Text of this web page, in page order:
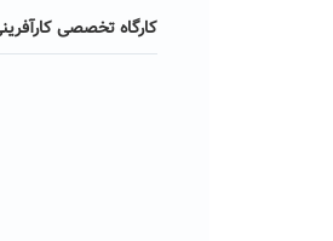
کارگاه تخصصی